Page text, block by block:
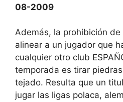
08-2009
Además, la prohibición
alinear a un jugador que
cualquier otro club
temporada es tirar
tejado. Resulta que un
jugar las ligas polaca,